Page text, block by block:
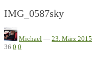
IMG_0587sky
Michael — 23. März 2015
36 0 0